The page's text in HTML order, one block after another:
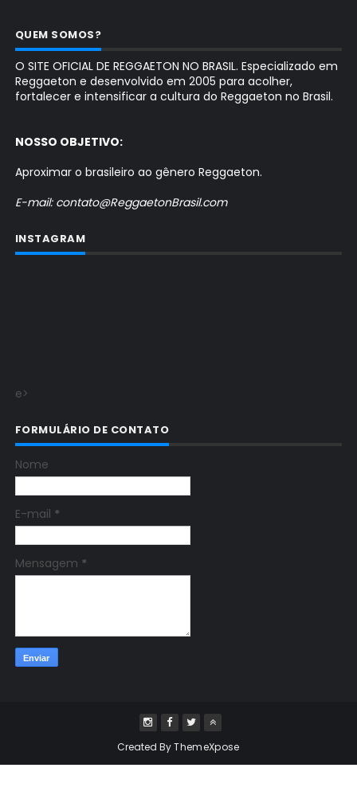
QUEM SOMOS?
O SITE OFICIAL DE REGGAETON NO BRASIL. Especializado em
Reggaeton e desenvolvido em 2005 para acolher,
fortalecer e intensificar a cultura do Reggaeton no Brasil.
NOSSO OBJETIVO:
Aproximar o brasileiro ao gênero Reggaeton.
E-mail: contato@ReggaetonBrasil.com
INSTAGRAM
e>
FORMULÁRIO DE CONTATO
Nome
E-mail *
Mensagem *
Created ByThemeXpose